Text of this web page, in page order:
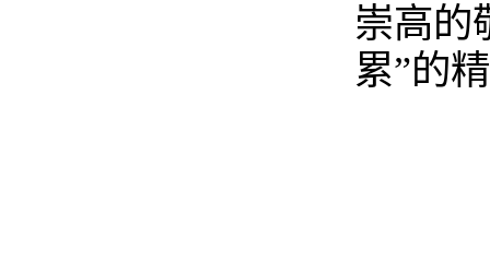
崇高的
累”的